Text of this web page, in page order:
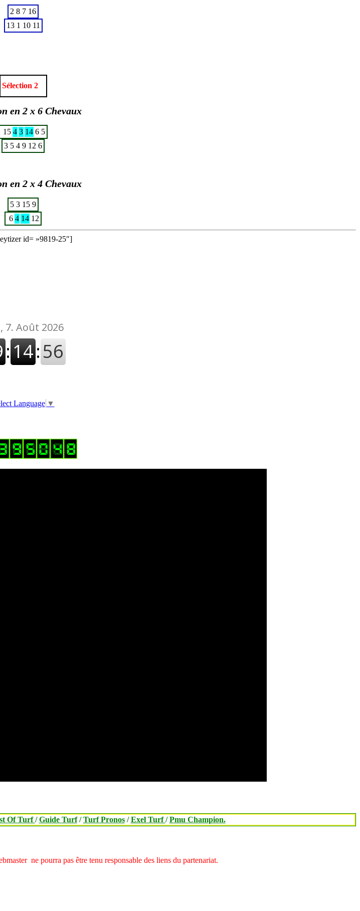
2 8 7 16
13 1 10 11
Sélection 2
en 2 x 6 Chevaux
15 4 3 14 6 5
3 5 4 9 12 6
en 2 x 4 Chevaux
5 3 15 9
6 4 14 12
id= »9819-25″]
Language ▼
Of Turf/Guide Turf/Turf Pronos/Exel Turf/Pmu Champion.
ne pourra pas être tenu responsable des liens du partenariat.